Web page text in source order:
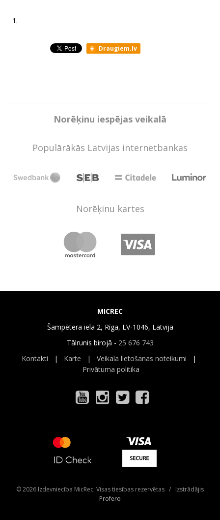
1.
Draugiem.lv
Norēķinu iespējas veikalā
Populārākās Latvijas internetbankas
Norēķinu kartes
MICREC
Šampētera iela 2, Rīga, LV-1046, Latvija
Tālrunis birojā - 25 676 743
Kontakti | Karte | Veikala lietošanas noteikumi |
Privātuma politika
© 2026 Izdevniecība MicRec. Visas tiesības rezervētas / Izstrādājis
Profero